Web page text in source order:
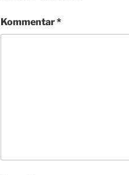
Kommentar*